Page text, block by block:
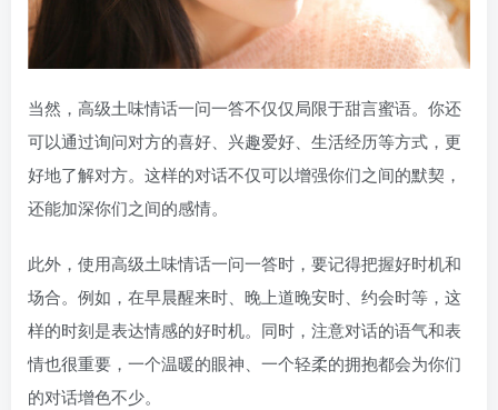
当然，高级土味情话一问一答不仅仅局限于甜言蜜语。你还
可以通过询问对方的喜好、兴趣爱好、生活经历等方式，更
好地了解对方。这样的对话不仅可以增强你们之间的默契，
还能加深你们之间的感情。
此外，使用高级土味情话一问一答时，要记得把握好时机和
场合。例如，在早晨醒来时、晚上道晚安时、约会时等，这
样的时刻是表达情感的好时机。同时，注意对话的语气和表
情也很重要，一个温暖的眼神、一个轻柔的拥抱都会为你们
的对话增色不少。